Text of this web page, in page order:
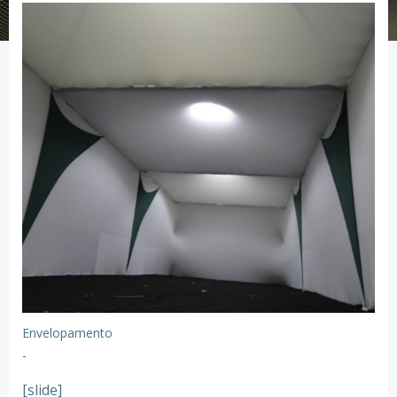
Envelopamento
-
[slide]